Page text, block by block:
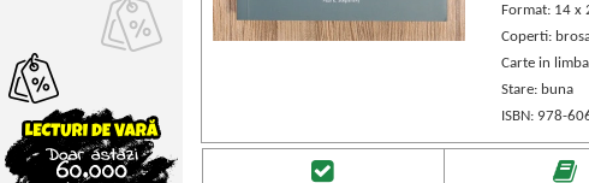
Format: 14 x
Coperti:
Carte in
Stare: buna
ISBN: 978-